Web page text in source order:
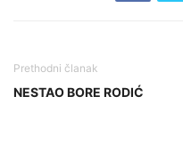
Prethodni članak
NESTAO BORE RODIĆ